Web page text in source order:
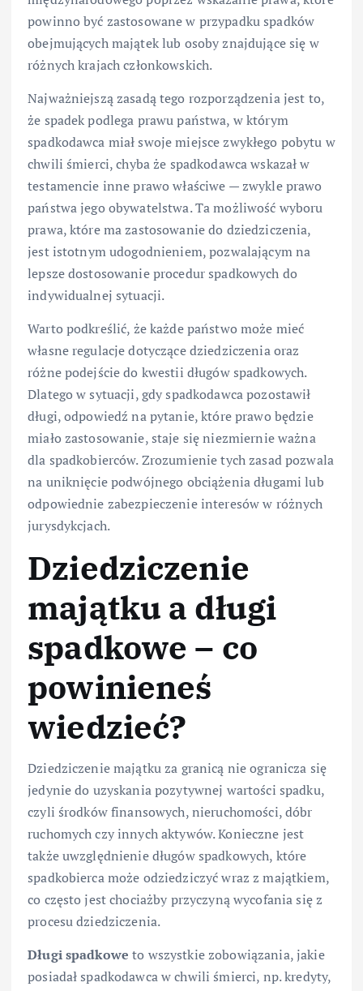
powinno być zastosowane w przypadku spadków
obejmujących majątek lub osoby znajdujące się w
różnych krajach członkowskich.
Najważniejszą zasadą tego rozporządzenia jest to,
że spadek podlega prawu państwa, w którym
spadkodawca miał swoje miejsce zwykłego pobytu w
chwili śmierci, chyba że spadkodawca wskazał w
testamencie inne prawo właściwe — zwykle prawo
państwa jego obywatelstwa. Ta możliwość wyboru
prawa, które ma zastosowanie do dziedziczenia,
jest istotnym udogodnieniem, pozwalającym na
lepsze dostosowanie procedur spadkowych do
indywidualnej sytuacji.
Warto podkreślić, że każde państwo może mieć
własne regulacje dotyczące dziedziczenia oraz
różne podejście do kwestii długów spadkowych.
Dlatego w sytuacji, gdy spadkodawca pozostawił
długi, odpowiedź na pytanie, które prawo będzie
miało zastosowanie, staje się niezmiernie ważna
dla spadkobierców. Zrozumienie tych zasad pozwala
na uniknięcie podwójnego obciążenia długami lub
odpowiednie zabezpieczenie interesów w różnych
jurysdykcjach.
Dziedziczenie
majątku a długi
spadkowe – co
powinieneś
wiedzieć?
Dziedziczenie majątku za granicą nie ogranicza się
jedynie do uzyskania pozytywnej wartości spadku,
czyli środków finansowych, nieruchomości, dóbr
ruchomych czy innych aktywów. Konieczne jest
także uwzględnienie długów spadkowych, które
spadkobierca może odziedziczyć wraz z majątkiem,
co często jest chociażby przyczyną wycofania się z
procesu dziedziczenia.
Długi spadkowe to wszystkie zobowiązania, jakie
posiadał spadkodawca w chwili śmierci, np. kredyty,